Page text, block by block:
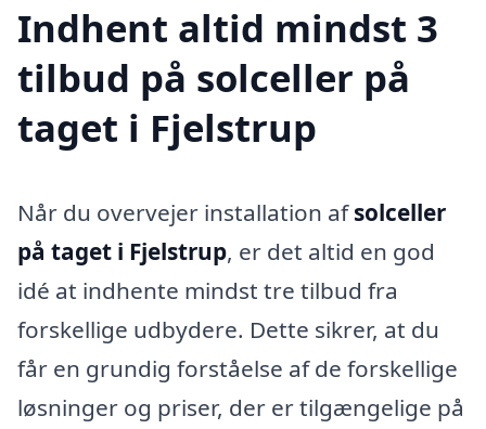
Indhent altid mindst 3
tilbud på solceller på
taget i Fjelstrup
Når du overvejer installation afsolceller
på taget i Fjelstrup, er det altid en god
idé at indhente mindst tre tilbud fra
forskellige udbydere. Dette sikrer, at du
får en grundig forståelse af de forskellige
løsninger og priser, der er tilgængelige på